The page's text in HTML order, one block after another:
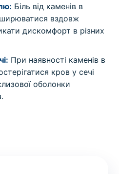
Біль від каменів в
вздовж
дискомфорт в різних
При наявності каменів в
кров у сечі
оболонки